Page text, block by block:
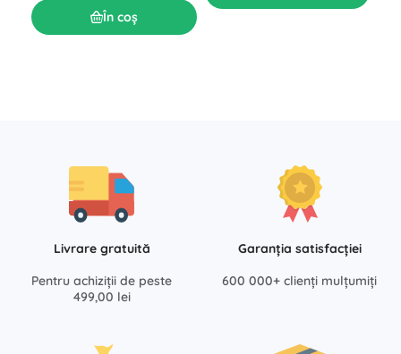
În coș
Livrare gratuită
Pentru achiziții de peste
499,00 lei
Garanția satisfacției
600 000+ clienți mulțumiți